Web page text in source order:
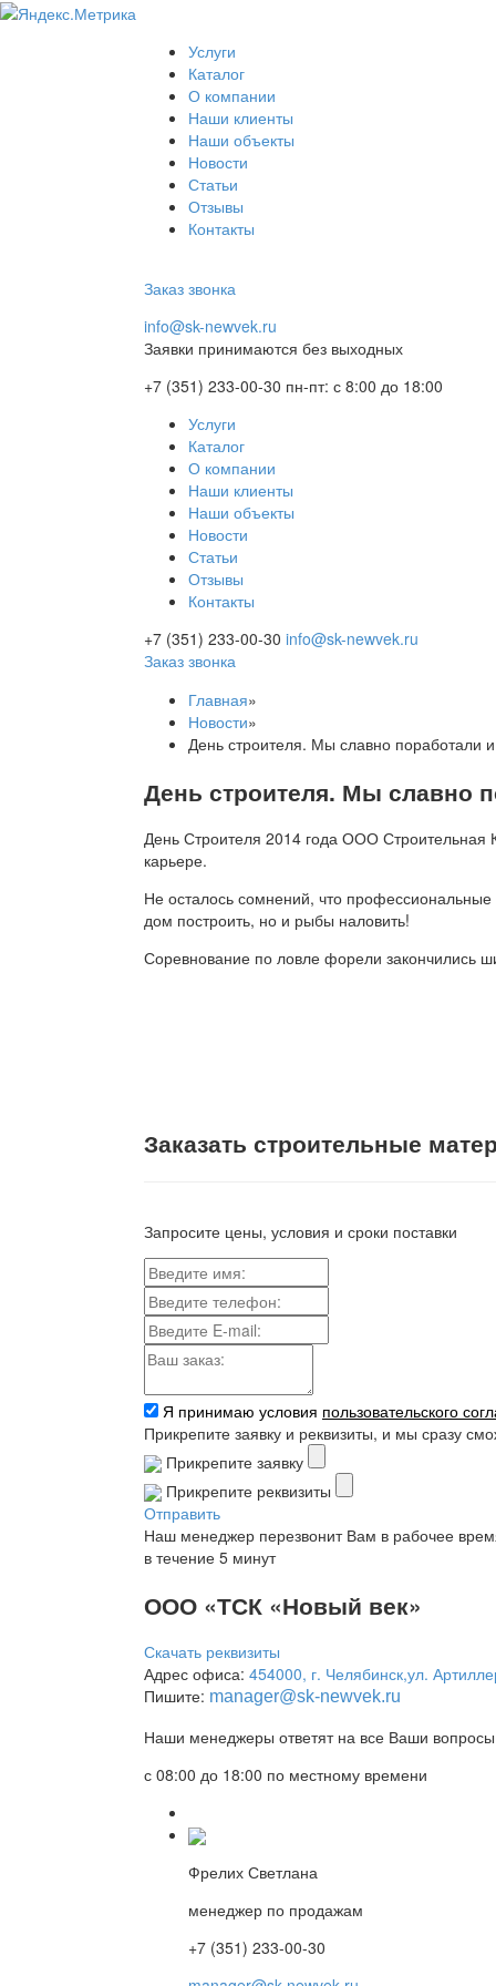
Услуги
Каталог
О компании
Наши клиенты
Наши объекты
Новости
Статьи
Отзывы
Контакты
Заказ звонка
info@sk-newvek.ru
Заявки принимаются без выходных
+7 (351) 233-00-30 пн-пт: с 8:00 до 18:00
Услуги
Каталог
О компании
Наши клиенты
Наши объекты
Новости
Статьи
Отзывы
Контакты
+7 (351) 233-00-30 info@sk-newvek.ru
Заказ звонка
Главная»
Новости»
День строителя. Мы славно поработали
День строителя. Мы славно
День Строителя 2014 года ООО Строительная
карьере.
Не осталось сомнений, что
дом построить, но и рыбы наловить!
Соревнование по ловле форели
Заказать строительные
Запросите цены, условия и сроки поставки
Я принимаю условия пользовательского
Прикрепите заявку и реквизиты, и мы сразу
Прикрепите заявку
Прикрепите реквизиты
Отправить
Наш менеджер перезвонит Вам в рабочее
в течение 5 минут
ООО «ТСК «Новый век»
Скачать реквизиты
Адрес офиса: 454000, г. Челябинск,ул.
Пишите: manager@sk-newvek.ru
Наши менеджеры ответят на все Ваши
с 08:00 до 18:00 по местному времени
Фрелих Светлана
менеджер по продажам
+7 (351) 233-00-30